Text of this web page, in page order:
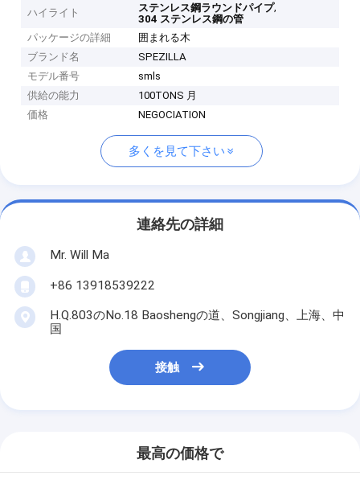
ハイライト ステンレス鋼ラウンドパイプ,
304 ステンレス鋼の管
パッケージの詳細
囲まれる木
ブランド名
SPEZILLA
モデル番号
smls
供給の能力
100TONS 月
価格
NEGOCIATION
多くを見て下さい
連絡先の詳細
Mr. Will Ma
+86 13918539222
H.Q.803のNo.18 Baoshengの道、Songjiang、上海、中
国
接触
最高の価格で